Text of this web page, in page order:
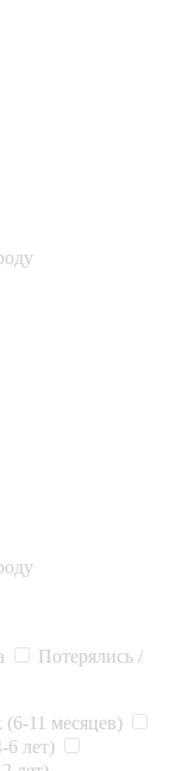
Потерялись /
(6-11 месяцев)
6 лет)